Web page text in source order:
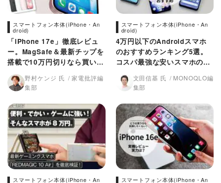
スマートフォン本体(iPhone・An
droid)
「iPhone 17e」徹底レビュ
ー。MagSafe＆最新チップを
搭載で10万円切りなら買い!?
iPhone 17との違いもチェッ
ク
野村ケンジ 氏
家電批評編
集部
スマートフォン本体(iPhone・An
droid)
4万円以下のAndroidスマホ
のおすすめランキング5選。
コスパ最強な安いスマホの人
文田信基 氏
MONOQLO編
集部
スマートフォン本体(iPhone・An スマートフォン本体(iPhone・An